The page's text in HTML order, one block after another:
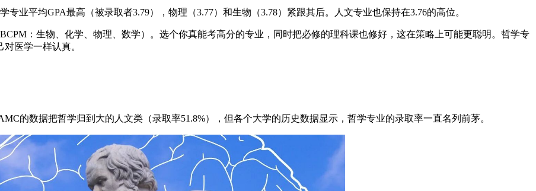
业平均GPA最高（被录取者3.79），物理（3.77）和生物（3.78）紧跟其后。人文专业也保持在3.76的高位。
：生物、化学、物理、数学）。选个你真能考高分的专业，同时把必修的理科课也修好，这在策略上可能更聪明。哲学专
医学一样认真。
的数据把哲学归到大的人文类（录取率51.8%），但各个大学的历史数据显示，哲学专业的录取率一直名列前茅。